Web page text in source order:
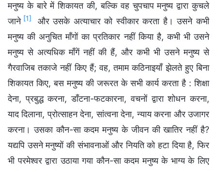
मनुष्य के बारे में शिकायत की, बल्कि वह चुपचाप मनुष्य द्वारा कुचले
जाने [1]
और उसके अत्याचार को स्वीकार करता है। उसने कभी
मनुष्य की अनुचित माँगों का प्रतिकार नहीं किया है, कभी भी उसने
मनुष्य से अत्यधिक माँगें नहीं की हैं, और कभी भी उसने मनुष्य से
गैरवाजिब तकाजे नहीं किए हैं; वह, तमाम कठिनाइयाँ झेलते हुए बिना
शिकायत किए, बस मनुष्य की जरूरत के सभी कार्य करता है : शिक्षा
देना, प्रबुद्ध करना, डाँटना-फटकारना, वचनों द्वारा शोधन करना,
याद दिलाना, प्रोत्साहन देना, सांत्वना देना, न्याय करना और उजागर
करना। उसका कौन-सा कदम मनुष्य के जीवन की खातिर नहीं है?
यद्यपि उसने मनुष्यों की संभावनाओं और नियति को हटा दिया है, फिर
भी परमेश्वर द्वारा उठाया गया कौन-सा कदम मनुष्य के भाग्य के लिए